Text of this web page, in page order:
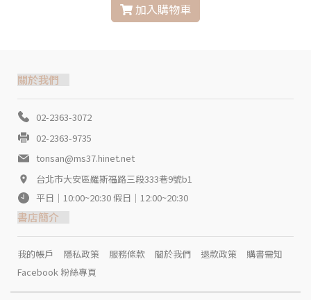
加入購物車
關於我們
02-2363-3072
02-2363-9735
tonsan@ms37.hinet.net
台北市大安區羅斯福路三段333巷9號b1
平日｜10:00~20:30 假日｜12:00~20:30
書店簡介
我的帳戶 隱私政策 服務條款 關於我們 退款政策
購書需知
Facebook 粉絲專頁